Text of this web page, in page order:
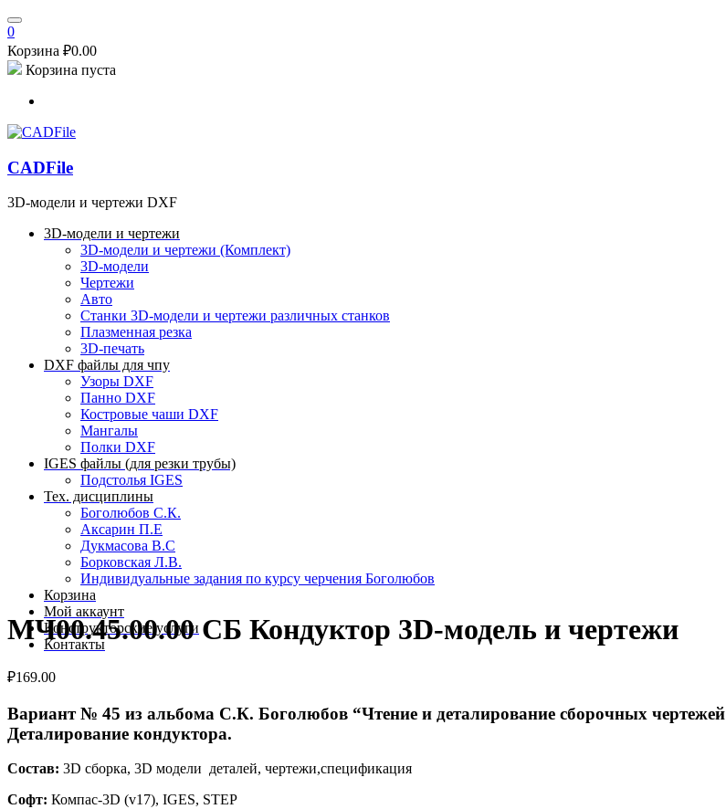
0
Корзина ₽0.00
Корзина пуста
CADFile
3D-модели и чертежи DXF
3D-модели и чертежи
3D-модели и чертежи (Комплект)
3D-модели
Чертежи
Авто
Станки 3D-модели и чертежи различных станков
Плазменная резка
3D-печать
DXF файлы для чпу
Узоры DXF
Панно DXF
Костровые чаши DXF
Мангалы
Полки DXF
IGES файлы (для резки трубы)
Подстолья IGES
Тех. дисциплины
Боголюбов С.К.
Аксарин П.Е
Дукмасова В.С
Борковская Л.В.
Индивидуальные задания по курсу черчения Боголюбов
Корзина
Мой аккаунт
Конструкторские услуги
Контакты
МЧ00.45.00.00 СБ Кондуктор 3D-модель и чертежи
₽169.00
Вариант № 45 из альбома C.К. Боголюбов “Чтение и деталирование сборочных чертежей
Деталирование кондуктора.
Состав: 3D сборка, 3D модели деталей, чертежи,спецификация
Софт: Компас-3D (v17), IGES, STEP